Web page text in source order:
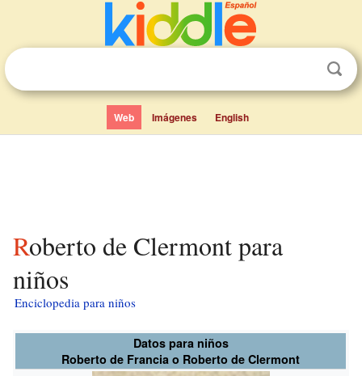
Web Imágenes English
Roberto de Clermont para
niños
Enciclopedia para niños
Datos para niños
Roberto de Francia o Roberto de Clermont